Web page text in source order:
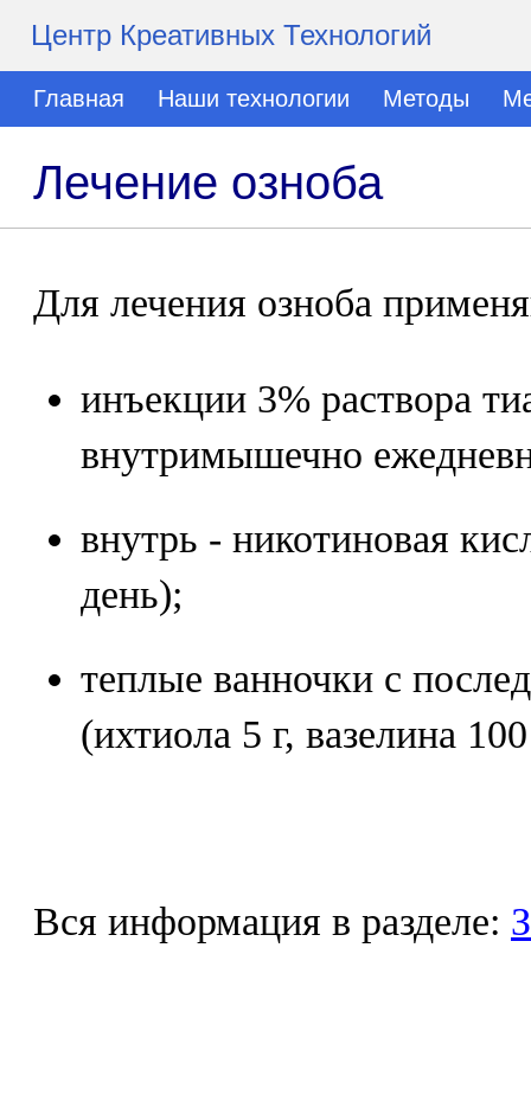
Центр Креативных Технологий
Главная Наши технологии Методы
Лечение озноба
Для лечения озноба
инъекции 3% раствора
внутримышечно
внутрь - никотиновая
день);
теплые ванночки с
(ихтиола 5 г, вазелина
Вся информация в разделе: